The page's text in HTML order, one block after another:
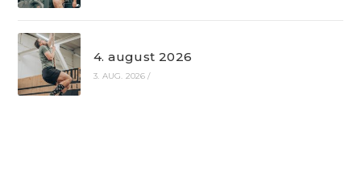
4. august 2026
3. AUG. 2026 /